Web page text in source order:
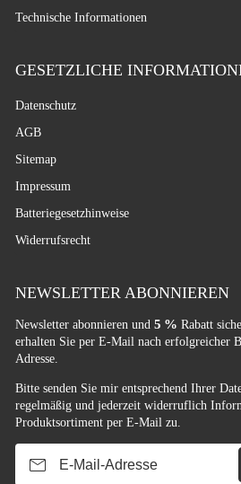
Technische Informationen
GESETZLICHE
Datenschutz
AGB
Sitemap
Impressum
Batteriegesetzhinweise
Widerrufsrecht
NEWSLETTER ABONNIEREN
Newsletter abonnieren und 5 % Rabatt
erhalten Sie per E-Mail nach erfolgreicher
Adresse.
Bitte senden Sie mir entsprechend Ihrer
regelmäßig und jederzeit widerruflich
Produktsortiment per E-Mail zu.